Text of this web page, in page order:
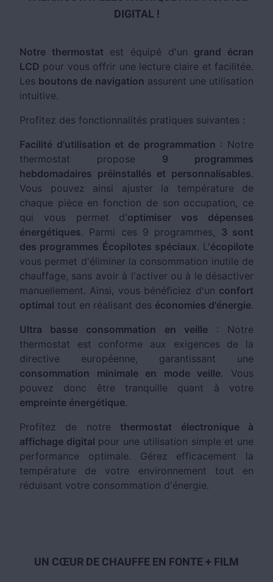
DIGITAL !
Notre thermostat est équipé d'un grand écran
LCD pour vous offrir une lecture claire et facilitée.
Les boutons de navigation assurent une utilisation
intuitive.
Profitez des fonctionnalités pratiques suivantes :
Facilité d'utilisation et de programmation : Notre
thermostat propose 9 programmes
hebdomadaires préinstallés et personnalisables.
Vous pouvez ainsi ajuster la température de
chaque pièce en fonction de son occupation, ce
qui vous permet d'optimiser vos dépenses
énergétiques. Parmi ces 9 programmes, 3 sont
des programmes Écopilotes spéciaux. L'écopilote
vous permet d'éliminer la consommation inutile de
chauffage, sans avoir à l'activer ou à le désactiver
manuellement. Ainsi, vous bénéficiez d'un confort
optimal tout en réalisant des économies d'énergie.
Ultra basse consommation en veille: Notre
thermostat est conforme aux exigences de la
directive européenne, garantissant une
consommation minimale en mode veille. Vous
pouvez donc être tranquille quant à votre
empreinte énergétique.
Profitez de notre thermostat électronique à
affichage digital pour une utilisation simple et une
performance optimale. Gérez efficacement la
température de votre environnement tout en
réduisant votre consommation d'énergie.
UN CŒUR DE CHAUFFE EN FONTE + FILM